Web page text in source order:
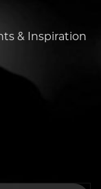
& Inspiration